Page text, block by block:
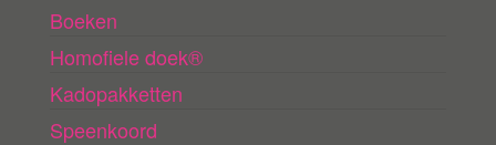
Boeken
Homofiele doek®
Kadopakketten
Speenkoord